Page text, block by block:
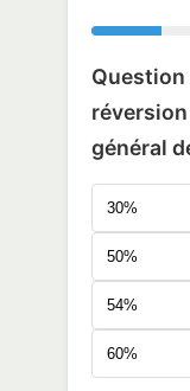
Question
général
30%
50%
54%
60%